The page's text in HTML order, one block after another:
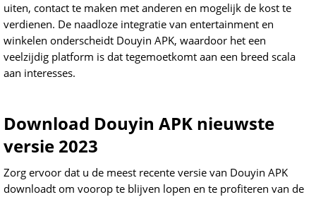
uiten, contact te maken met anderen en mogelijk de kost te
verdienen. De naadloze integratie van entertainment en
winkelen onderscheidt Douyin APK, waardoor het een
veelzijdig platform is dat tegemoetkomt aan een breed scala
aan interesses.
Download Douyin APK nieuwste
versie 2023
Zorg ervoor dat u de meest recente versie van Douyin APK
downloadt om voorop te blijven lopen en te profiteren van de